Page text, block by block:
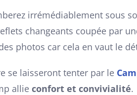
irrémédiablement sous
changeants coupée par
photos car cela en vaut le
se laisseront tenter par le
allie confort et convivialité.